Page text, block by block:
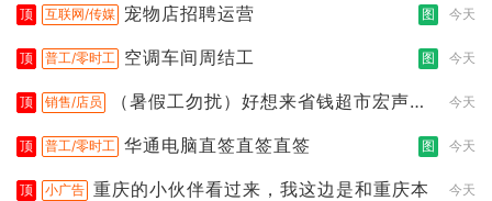
顶 互联网/传媒 宠物店招聘运营 图 今天
顶 普工/零时工 空调车间周结工 图 今天
顶 销售/店员
（暑假工勿扰）好想来省钱超市宏声桥
今天
顶 普工/零时工 华通电脑直签直签直签 图 今天
顶 小广告 重庆的小伙伴看过来，我这边是和重庆本 今天